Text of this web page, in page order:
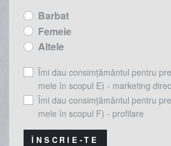
Barbat
Femeie
Altele
Îmi dau consimțământul pentru
mele în scopul E) - marketing
Îmi dau consimțământul pentru
mele în scopul F) - profilare
ÎNSCRIE-TE